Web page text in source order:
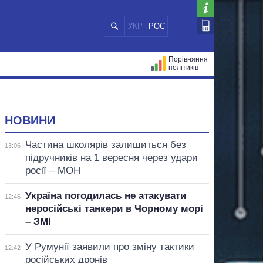
УКР РОС
Порівняння
політиків
НОВИНИ
13:06
Частина школярів залишиться без
підручників на 1 вересня через удари
росії – МОН
12:46
Україна погодилась не атакувати
неросійські танкери в Чорному морі
– ЗМІ
12:42
У Румунії заявили про зміну тактики
російських дронів